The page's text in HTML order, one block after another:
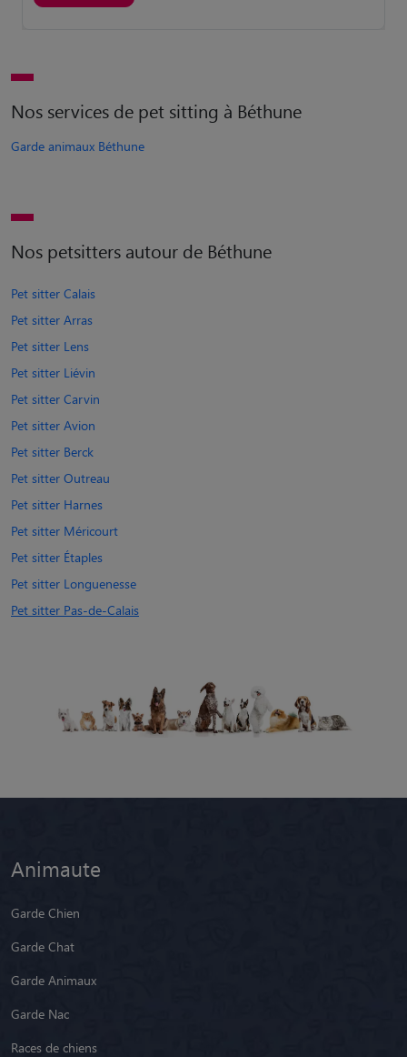
Nos services de pet sitting à Béthune
Garde animaux Béthune
Nos petsitters autour de Béthune
Pet sitter Calais
Pet sitter Arras
Pet sitter Lens
Pet sitter Liévin
Pet sitter Carvin
Pet sitter Avion
Pet sitter Berck
Pet sitter Outreau
Pet sitter Harnes
Pet sitter Méricourt
Pet sitter Étaples
Pet sitter Longuenesse
Pet sitter Pas-de-Calais
Animaute
Garde Chien
Garde Chat
Garde Animaux
Garde Nac
Races de chiens